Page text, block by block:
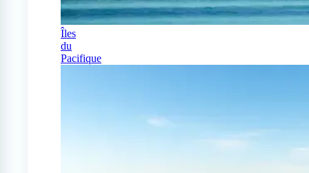
Îles
du
Pacifique